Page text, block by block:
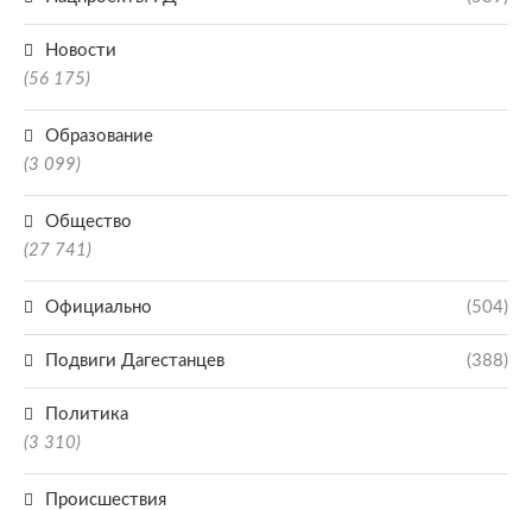
Новости
(56 175)
Образование
(3 099)
Общество
(27 741)
Официально (504)
Подвиги Дагестанцев (388)
Политика
(3 310)
Происшествия